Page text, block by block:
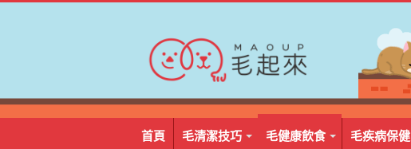
首頁 毛清潔技巧 毛健康飲食 毛疾病保健